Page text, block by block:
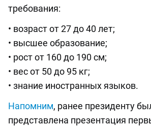
требования:
• возраст от 27 до 40 лет;
• высшее образование;
• рост от 160 до 190 см;
• вес от 50 до 95 кг;
• знание иностранных языков.
Напомним, ранее президенту
представлена презентация